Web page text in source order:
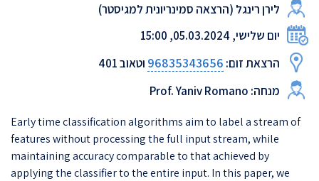
לירן רינגל (הרצאה סמינריונית למגיסטר)
יום שלישי, 05.03.2024, 15:00
הרצאת זום: 96835343656 וטאוב 401
מנחה: Prof. Yaniv Romano
Early time classification algorithms aim to label a stream of
features without processing the full input stream, while
maintaining accuracy comparable to that achieved by
applying the classifier to the entire input. In this paper, we